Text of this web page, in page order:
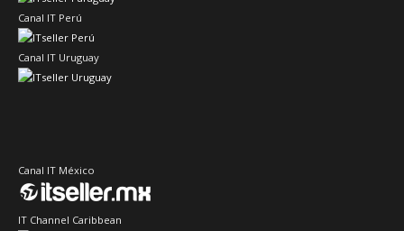
Canal IT Perú
Canal IT Uruguay
Canal IT México
IT Channel Caribbean